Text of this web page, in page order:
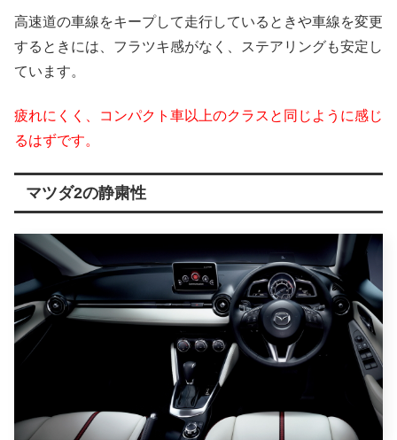
高速道の車線をキープして走行しているときや車線を変更
するときには、フラツキ感がなく、ステアリングも安定し
ています。
疲れにくく、コンパクト車以上のクラスと同じように感じ
るはずです。
マツダ2の静粛性